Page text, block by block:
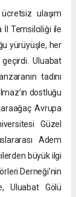
ulaşım
İl Temsilciliği ile
yürüyüşle, her
Uluabat
tadını
dostluğu
Avrupa
Güzel
Adem
büyük ilgi
Derneği’nin
Uluabat Gölü